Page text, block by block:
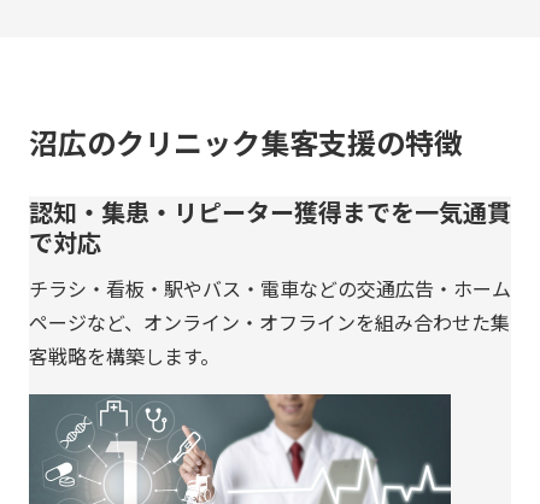
沼広のクリニック集客支援の特徴
認知・集患・リピーター獲得までを一気通貫
で対応
チラシ・看板・駅やバス・電車などの交通広告・ホーム
ページなど、オンライン・オフラインを組み合わせた集
客戦略を構築します。